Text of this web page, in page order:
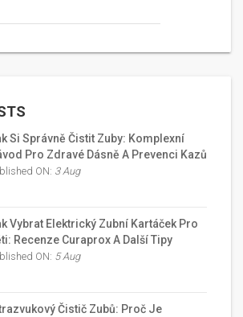
Si Správně Čistit Zuby: Komplexní
Pro Zdravé Dásně A Prevenci Kazů
ON: 3 Aug
Vybrat Elektrický Zubní Kartáček Pro
Recenze Curaprox A Další Tipy
ON: 5 Aug
Čistič Zubů: Proč Je